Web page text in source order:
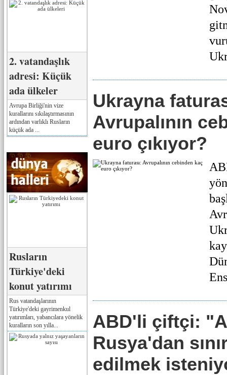
2. vatandaşlık
adresi: Küçük
ada ülkeler
Avrupa Birliği'nin vize
kurallarını sıkılaştırmasının
ardından varlıklı Rusların
küçük ada ...
Rusların
Türkiye'deki
konut yatırımı
Rus vatandaşlarının
Türkiye'deki gayrimenkul
yatırımları, yabancılara yönelik
kuralların son yılla...
Ukrayna
Avrupalının
euro çıkıyor?
ABD'li çiftçi:
Rusya'dan
edilmek